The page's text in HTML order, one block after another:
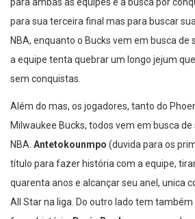
para ambas as equipes é a busca por
para sua terceira final mas para buscar
NBA, enquanto o Bucks vem em busca de
a equipe tenta quebrar um longo jejum
sem conquistas.
Além do mas, os jogadores, tanto do
Milwaukee Bucks, todos vem em busca
NBA. Antetokounmpo (duvida para os
título para fazer história com a equipe,
quarenta anos e alcançar seu anel, unica
All Star na liga. Do outro lado tem